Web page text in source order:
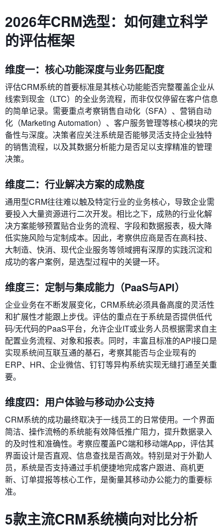
2026年CRM选型：如何建立科学
的评估框架
维度一：核心功能深度与业务匹配度
评估CRM系统的首要标准是其核心功能能否完整覆盖企业从
线索到现金（LTC）的全业务流程，而非仅仅停留在客户信息
的简单记录。需要重点考察销售自动化（SFA）、营销自动
化（Marketing Automation）、客户服务管理等核心模块的完
备性与深度。决策者应关注系统是否能够灵活支持企业独特
的销售流程，以及其数据分析能力是否足以支撑精准的管理
决策。
维度二：行业解决方案的成熟度
通用型CRM往往难以触及特定行业的业务核心，导致企业需
要投入大量资源进行二次开发。相比之下，成熟的行业化解
决方案能够预置贴合业务的流程、字段和数据报表，极大降
低实施风险与定制成本。因此，考察供应商是否在高科技、
大制造、快消、现代企业服务等领域拥有深厚的实践沉淀和
成功的客户案例，是选型过程中的关键一环。
维度三：定制与集成能力（PaaS与API）
企业业务在不断发展变化，CRM系统必须具备高度的灵活性
和扩展性才能跟上步伐。评估的重点在于系统是否提供低代
码/无代码的PaaS平台，允许企业IT或业务人员根据需求自主
配置业务流程、对象和报表。同时，丰富且标准的API接口是
实现系统间互联互通的基石，考察其能否与企业现有的
ERP、HR、企业微信、钉钉等异构系统实现无缝打通至关重
要。
维度四：用户体验与移动办公支持
CRM系统的成功最终取决于一线员工的日常使用。一个界面
简洁、操作流畅的系统能有效降低推广阻力，提升数据录入
的及时性和准确性。考察应覆盖PC端和移动端App，评估其
界面设计是否直观、信息查找是否高效。特别是对于外勤人
员，系统是否支持通过手机便捷地完成客户跟进、商机更
新、订单提报等核心工作，是衡量其移动办公能力的重要标
准。
5款主流CRM系统横向对比分析